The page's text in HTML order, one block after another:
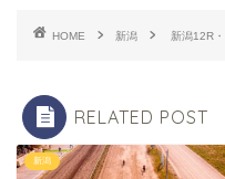
HOME 新潟 新潟12R
RELATED POST
新潟